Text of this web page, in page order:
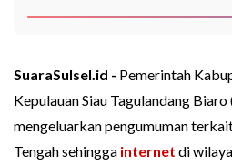
SuaraSulsel.id - Pemerintah
Kepulauan Siau Tagulandang Biaro
mengeluarkan pengumuman
Tengah sehingga internet di